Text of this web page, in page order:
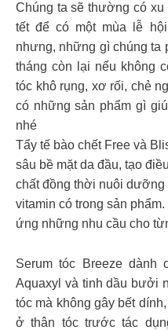
Chúng ta sẽ thường có
tết để có một mùa lễ
nhưng, những gì chúng ta
tháng còn lại nếu không
tóc khô rụng, xơ rối, chẻ
có những sản phẩm gì
nhé
Tẩy tế bào chết Free và
sâu bề mặt da đầu, tạo
chất đồng thời nuôi
vitamin có trong sản
ứng những nhu cầu cho
Serum tóc Breeze dành
Aquaxyl và tinh dầu bưởi
tóc mà không gây bết
ở thân tóc trước tác